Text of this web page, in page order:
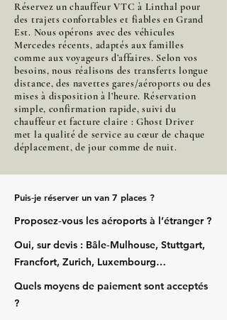
Réservez un chauffeur VTC à Linthal pour
des trajets confortables et fiables en Grand
Est. Nous opérons avec des véhicules
Mercedes récents, adaptés aux familles
comme aux voyageurs d’affaires. Selon vos
besoins, nous réalisons des transferts longue
distance, des navettes gares/aéroports ou des
mises à disposition à l’heure. Réservation
simple, confirmation rapide, suivi du
chauffeur et facture claire : Ghost Driver
met la qualité de service au cœur de chaque
déplacement, de jour comme de nuit.
Puis‑je réserver un van 7 places ?
Proposez‑vous les aéroports à l’étranger ?
Oui, sur devis : Bâle‑Mulhouse, Stuttgart,
Francfort, Zurich, Luxembourg…
Quels moyens de paiement sont acceptés
?